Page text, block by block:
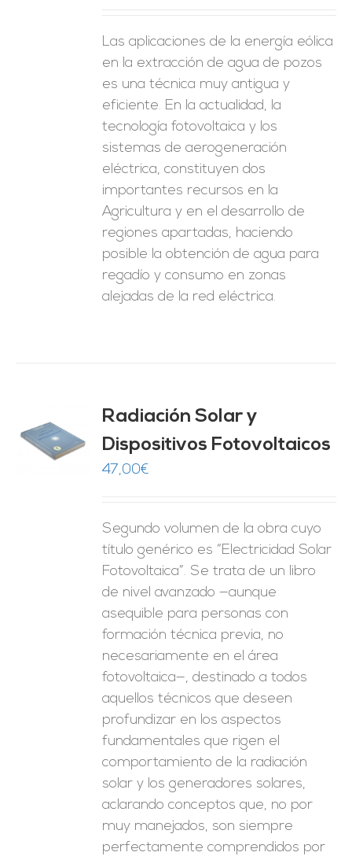
Las aplicaciones de la energía eólica
en la extracción de agua de pozos
es una técnica muy antigua y
eficiente. En la actualidad, la
tecnología fotovoltaica y los
sistemas de aerogeneración
eléctrica, constituyen dos
importantes recursos en la
Agricultura y en el desarrollo de
regiones apartadas, haciendo
posible la obtención de agua para
regadío y consumo en zonas
alejadas de la red eléctrica.
Radiación Solar y
Dispositivos Fotovoltaicos
47,00€
Segundo volumen de la obra cuyo
título genérico es “Electricidad Solar
Fotovoltaica”. Se trata de un libro
de nivel avanzado —aunque
asequible para personas con
formación técnica previa, no
necesariamente en el área
fotovoltaica—, destinado a todos
aquellos técnicos que deseen
profundizar en los aspectos
fundamentales que rigen el
comportamiento de la radiación
solar y los generadores solares,
aclarando conceptos que, no por
muy manejados, son siempre
perfectamente comprendidos por